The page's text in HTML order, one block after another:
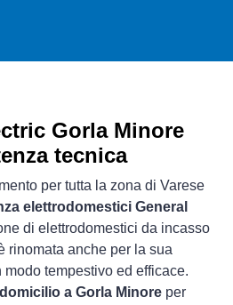
Gorla Minore
tecnica
per tutta la zona di Varese
elettrodomestici General
di elettrodomestici da incasso
rinomata anche per la sua
tempestivo ed efficace.
a Gorla Minore per